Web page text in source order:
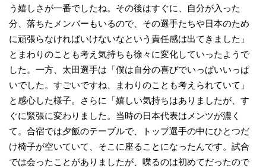
う嬉しさが一番でしたね。その後はすぐに、自分が入った
分、落ちたメンバーもいるので、その選手たちや日本のため
に頑張らなければいけないなという責任感は出てきました」
とまわりのことも考え気持ちも徐々に変化していったようで
した。一方、太田選手は「僕は自分の喜びでいっぱいいっぱ
いでした。すごいですね、まわりのことも考えられていて」
と感心した様子。さらに「嬉しい気持ちはありましたが、す
ぐに緊張に変わりました。当時の日本代表はメンツが濃く
て。合宿では夕飯のテーブルで、トップ選手の中にひとつだ
け椅子が空いていて、そこに座ることになったんです。試合
では会ったことがありましたが、喋るのは初めてだったので